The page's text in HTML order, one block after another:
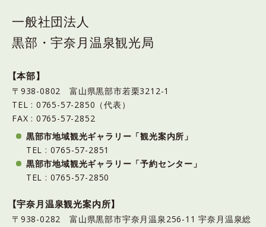
一般社団法人
黒部・宇奈月温泉観光局
【本部】
〒938-0802 富山県黒部市若栗3212-1
TEL : 0765-57-2850（代表）
FAX : 0765-57-2852
黒部市地域観光ギャラリー「観光案内所」
TEL : 0765-57-2851
黒部市地域観光ギャラリー「予約センター」
TEL : 0765-57-2850
【宇奈月温泉観光案内所】
〒938-0282 富山県黒部市宇奈月温泉256-11 宇奈月温泉総